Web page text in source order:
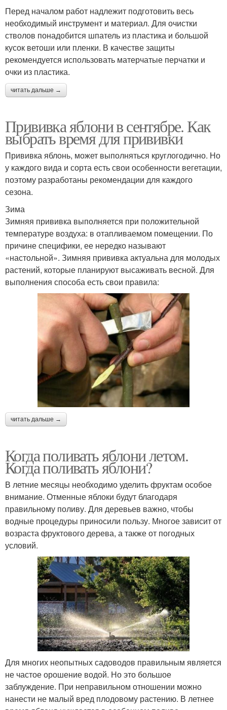
Перед началом работ надлежит подготовить весь
необходимый инструмент и материал. Для очистки
стволов понадобится шпатель из пластика и большой
кусок ветоши или пленки. В качестве защиты
рекомендуется использовать матерчатые перчатки и
очки из пластика.
читать дальше →
Прививка яблони в сентябре. Как
выбрать время для прививки
Прививка яблонь, может выполняться круглогодично. Но
у каждого вида и сорта есть свои особенности вегетации,
поэтому разработаны рекомендации для каждого
сезона.
Зима
Зимняя прививка выполняется при положительной
температуре воздуха: в отапливаемом помещении. По
причине специфики, ее нередко называют
«настольной». Зимняя прививка актуальна для молодых
растений, которые планируют высаживать весной. Для
выполнения способа есть свои правила:
читать дальше →
Когда поливать яблони летом.
Когда поливать яблони?
В летние месяцы необходимо уделить фруктам особое
внимание. Отменные яблоки будут благодаря
правильному поливу. Для деревьев важно, чтобы
водные процедуры приносили пользу. Многое зависит от
возраста фруктового дерева, а также от погодных
условий.
Для многих неопытных садоводов правильным является
не частое орошение водой. Но это большое
заблуждение. При неправильном отношении можно
нанести не малый вред плодовому растению. В летнее